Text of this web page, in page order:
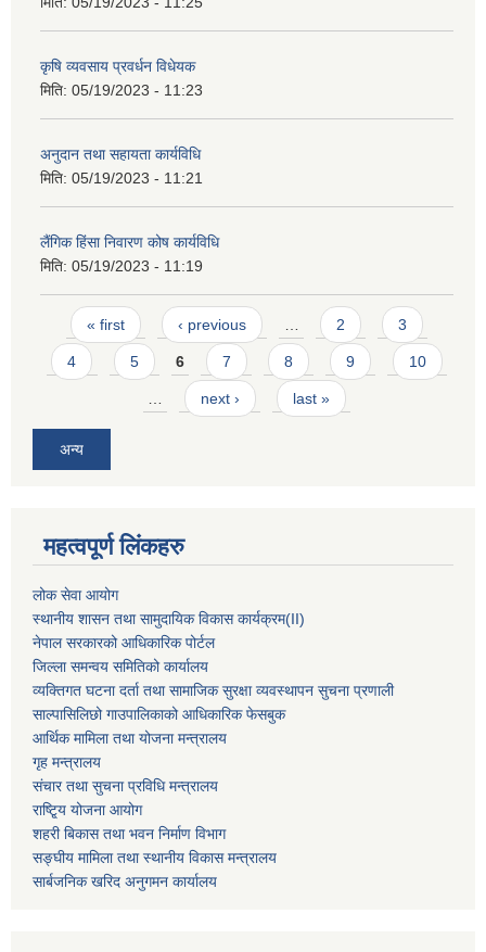
कृषि व्यवसाय प्रवर्धन विधेयक
मिति: 05/19/2023 - 11:23
अनुदान तथा सहायता कार्यविधि
मिति: 05/19/2023 - 11:21
लैंगिक हिंसा निवारण कोष कार्यविधि
मिति: 05/19/2023 - 11:19
Pages
« first ‹ previous … 2 3
4 5 6 7 8 9 10
… next › last »
अन्य
महत्वपूर्ण लिंकहरु
लोक सेवा आयोग
स्थानीय शासन तथा सामुदायिक विकास कार्यक्रम(II)
नेपाल सरकारको आधिकारिक पोर्टल
जिल्ला समन्वय समितिको कार्यालय
व्यक्तिगत घटना दर्ता तथा सामाजिक सुरक्षा व्यवस्थापन सुचना प्रणाली
साल्पासिलिछो गाउपालिकाको आधिकारिक फेसबुक
आर्थिक मामिला तथा योजना मन्त्रालय
गृह मन्त्रालय
संचार तथा सुचना प्रविधि मन्त्रालय
राष्टि्ृय योजना आयोग
शहरी बिकास तथा भवन निर्माण विभाग
सङ्घीय मामिला तथा स्थानीय विकास मन्त्रालय
सार्बजनिक खरिद अनुगमन कार्यालय